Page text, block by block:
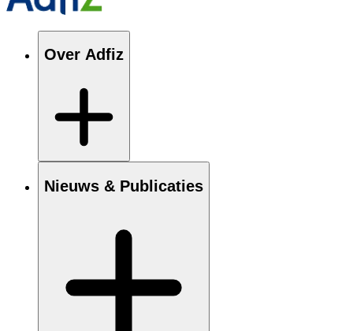
Over Adfiz
Nieuws & Publicaties